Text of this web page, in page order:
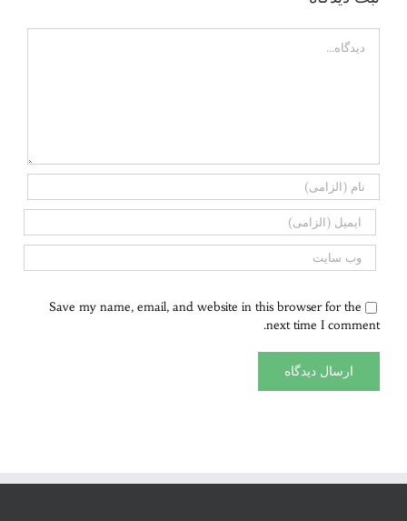
Save my name, email, and website in this browser for the
next time I comment.